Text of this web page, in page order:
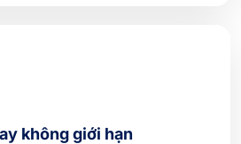
không giới hạn